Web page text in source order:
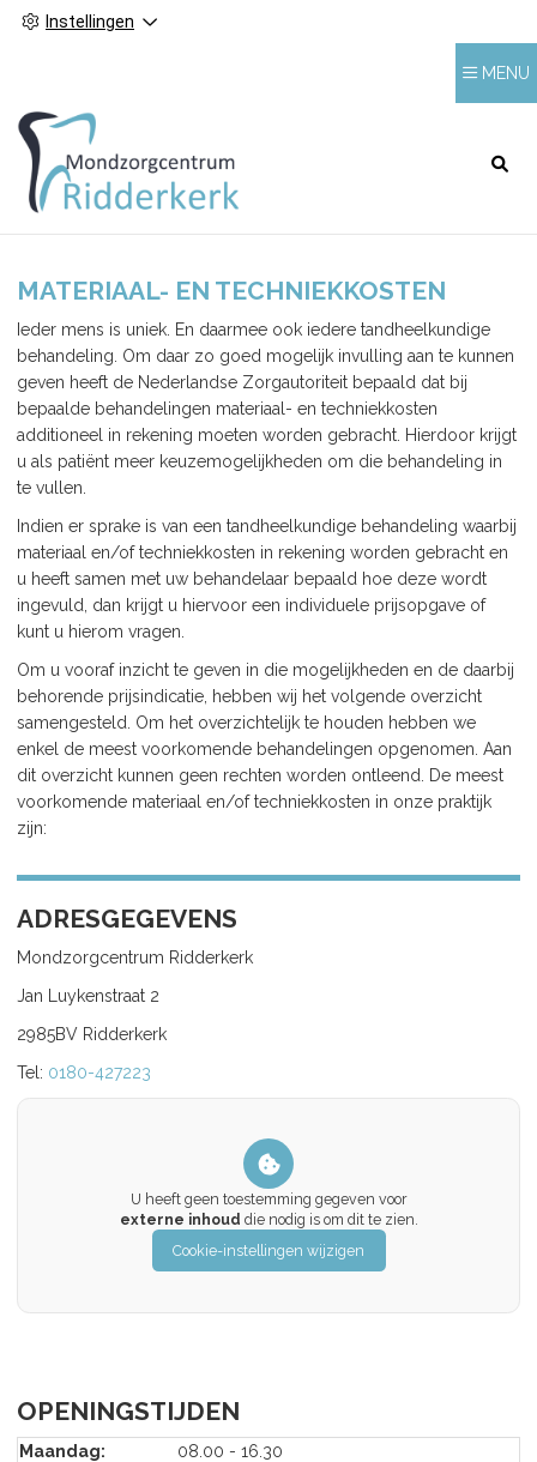
Instellingen
MENU
MATERIAAL- EN TECHNIEKKOSTEN
Ieder mens is uniek. En daarmee ook iedere tandheelkundige
behandeling. Om daar zo goed mogelijk invulling aan te kunnen
geven heeft de Nederlandse Zorgautoriteit bepaald dat bij
bepaalde behandelingen materiaal- en techniekkosten
additioneel in rekening moeten worden gebracht. Hierdoor krijgt
u als patiënt meer keuzemogelijkheden om die behandeling in
te vullen.
Indien er sprake is van een tandheelkundige behandeling waarbij
materiaal en/of techniekkosten in rekening worden gebracht en
u heeft samen met uw behandelaar bepaald hoe deze wordt
ingevuld, dan krijgt u hiervoor een individuele prijsopgave of
kunt u hierom vragen.
Om u vooraf inzicht te geven in die mogelijkheden en de daarbij
behorende prijsindicatie, hebben wij het volgende overzicht
samengesteld. Om het overzichtelijk te houden hebben we
enkel de meest voorkomende behandelingen opgenomen. Aan
dit overzicht kunnen geen rechten worden ontleend. De meest
voorkomende materiaal en/of techniekkosten in onze praktijk
zijn:
ADRESGEGEVENS
Mondzorgcentrum Ridderkerk
Jan Luykenstraat 2
2985BV Ridderkerk
Tel: 0180-427223
U heeft geen toestemming gegeven voor
externe inhoud die nodig is om dit te zien.
Cookie-instellingen wijzigen
OPENINGSTIJDEN
Maandag:
08.00 - 16.30